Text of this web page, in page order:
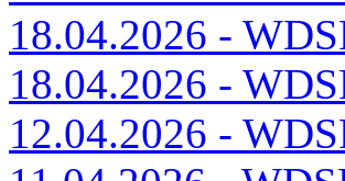
18.04.2026 -
18.04.2026 -
12.04.2026 -